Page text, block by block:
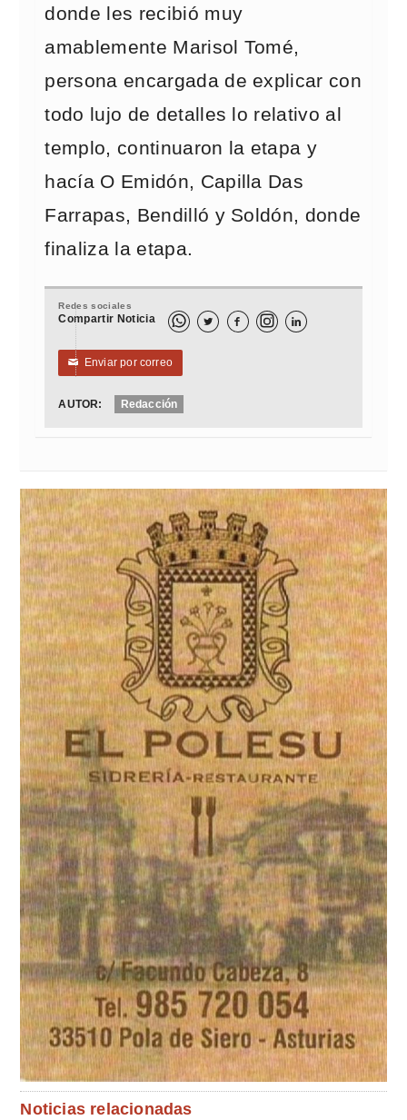
donde les recibió muy
amablemente Marisol Tomé,
persona encargada de explicar con
todo lujo de detalles lo relativo al
templo, continuaron la etapa y
hacía O Emidón, Capilla Das
Farrapas, Bendilló y Soldón, donde
finaliza la etapa.
Redes sociales
Compartir Noticia   
✉ Enviar por correo
AUTOR: Redacción
Noticias relacionadas